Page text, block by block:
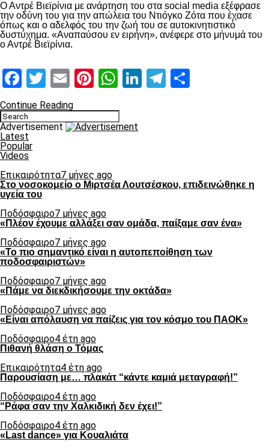
Ο Αντρέ Βιεϊρίνια με ανάρτηση του στα social media εξέφρασε
την οδύνη του για την απώλεια του Ντιόγκο Ζότα που έχασε
όπως και ο αδελφός του την ζωή του σε αυτοκινητιστικό
δυστύχημα. «Αναπαύσου εν ειρήνη», ανέφερε στο μήνυμά του
ο Αντρέ Βιεϊρίνια.
Facebook
Twitter
EmailPinterest
WhatsApp
LinkedIn
Telegram
Continue Reading
Advertisement
Latest
Popular
Videos
Επικαιρότητα7 μήνες ago
Στο νοσοκομείο ο Μιρτσέα Λουτσέσκου, επιδεινώθηκε η
υγεία του
Ποδόσφαιρο7 μήνες ago
«Πλέον έχουμε αλλάξει σαν ομάδα, παίξαμε σαν ένα»
Ποδόσφαιρο7 μήνες ago
«Το πιο σημαντικό είναι η αυτοπεποίθηση των
ποδοσφαιριστών»
Ποδόσφαιρο7 μήνες ago
«Πάμε να διεκδικήσουμε την οκτάδα»
Ποδόσφαιρο7 μήνες ago
«Είναι απόλαυση να παίζεις για τον κόσμο του ΠΑΟΚ»
Ποδόσφαιρο4 έτη ago
Πιθανή θλάση ο Τόμας
Επικαιρότητα4 έτη ago
Παρουσίαση με… πλακάτ “κάντε καμιά μεταγραφή!”
Ποδόσφαιρο4 έτη ago
“Ράφα σαν την Χαλκιδική δεν έχει!”
Ποδόσφαιρο4 έτη ago
«Last dance» για Κουαλιάτα